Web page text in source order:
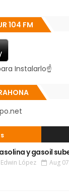
104 FM
Instalarlo☝
y gasoil
Edwin López Aug